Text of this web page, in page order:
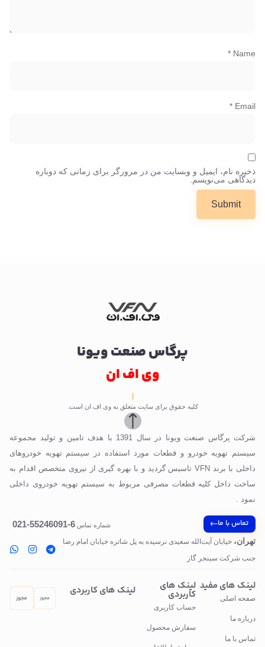
Name
*
Email
*
ذخیره نام، ایمیل و وبسایت من در مرورگر برای زمانی که دوباره
دیدگاهی می‌نویسم.
پرگاس صنعت ویونا
وی اف ان
کلیه حقوق برای سایت متعلق به وی اف ان است.
شرکت پرگاس صنعت ویونا در سال 1391 با هدف تامین و تولید مجموعه
سیستم تهویه خودرو و قطعات مورد استفاده در سیستم تهویه خودروهای
داخلی با برند VFN تاسیس گردید و با بهره گیری از نیروی متخصص اقدام به
ساخت داخل کلیه قطعات مصرفی مربوط به سیستم تهویه خودروی داخلی
نمود .
تماس با ما شماره تماس 6-55246091-021
تهران، خیابان آیت‌الله سعیدی نرسیده به پل‌ شاتره خیابان امام رضا
جنب شرکت سینجر گاز
لینک های مفید
صفحه اصلی
درباره ما
تماس با ما
لینک های
کاربردی
حساب کاربری
سفارش محصول
لینک های کاربردی